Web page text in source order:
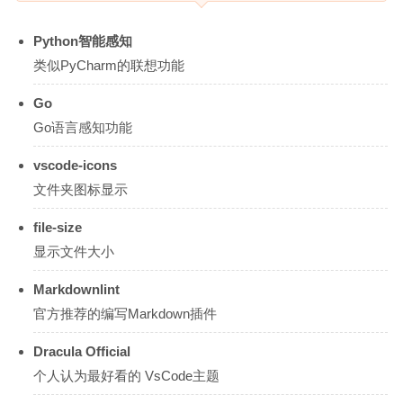
Python智能感知
类似PyCharm的联想功能
Go
Go语言感知功能
vscode-icons
文件夹图标显示
file-size
显示文件大小
Markdownlint
官方推荐的编写Markdown插件
Dracula Official
个人认为最好看的 VsCode主题